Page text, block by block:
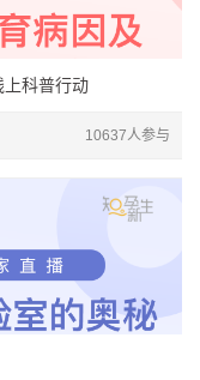
科普行动
10637人参与